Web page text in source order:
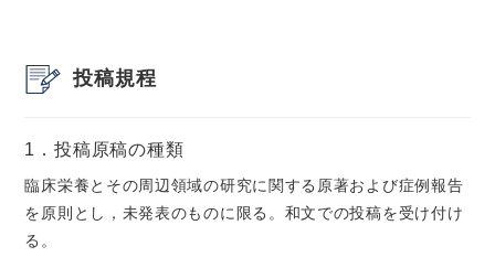
投稿規程
1．投稿原稿の種類
臨床栄養とその周辺領域の研究に関する原著および症例報告
を原則とし，未発表のものに限る。和文での投稿を受け付け
る。